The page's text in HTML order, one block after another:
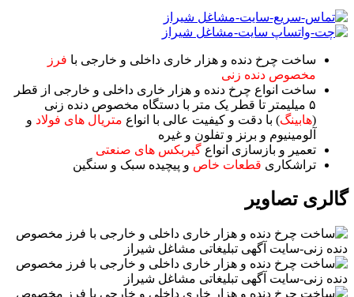
ساخت چرخ دنده و هزار خاری داخلی و خارجی با فرز
مخصوص دنده زنی
ساخت انواع چرخ دنده و هزار خاری داخلی و خارجی از قطر
۵ میلیمتر تا قطر یک متر با دستگاه مخصوص دنده زنی
(هابینگ) با دقت و کیفیت عالی با انواع متریال های فولاد و
آلومینیوم و برنز و تفلون و غیره
تعمیر و بازسازی انواع گیربکس های صنعتی
تراشکاری قطعات خاص و پیچیده سبک و سنگین
گالری تصاویر